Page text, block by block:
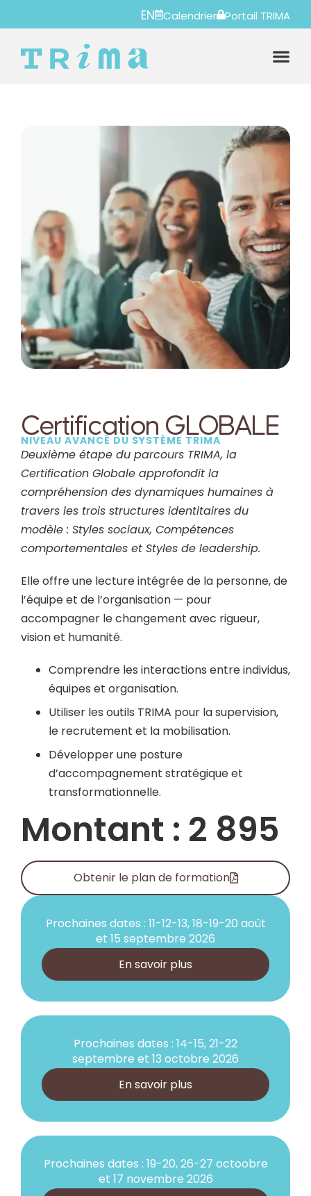
EN Calendrier Portail TRIMA
Certification GLOBALE
NIVEAU AVANCÉ DU SYSTÈME TRIMA
Deuxième étape du parcours TRIMA, la
Certification Globale approfondit la
compréhension des dynamiques humaines à
travers les trois structures identitaires du
modèle : Styles sociaux, Compétences
comportementales et Styles de leadership.
Elle offre une lecture intégrée de la personne, de
l’équipe et de l’organisation — pour
accompagner le changement avec rigueur,
vision et humanité.
Comprendre les interactions entre individus,
équipes et organisation.
Utiliser les outils TRIMA pour la supervision,
le recrutement et la mobilisation.
Développer une posture
d’accompagnement stratégique et
transformationnelle.
Montant : 2 895
Obtenir le plan de formation
Prochaines dates : 11-12-13, 18-19-20 août
et 15 septembre 2026
En savoir plus
Prochaines dates : 14-15, 21-22
septembre et 13 octobre 2026
En savoir plus
Prochaines dates : 19-20, 26-27 octoobre
et 17 novembre 2026